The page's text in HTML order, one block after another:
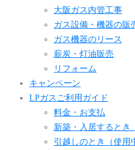
大阪ガス内管工事
ガス設備・機器の販
ガス機器のリース
薪炭・灯油販売
リフォーム
キャンペーン
LPガスご利用ガイド
料金・お支払
新築・入居するとき
引越しのとき（使用